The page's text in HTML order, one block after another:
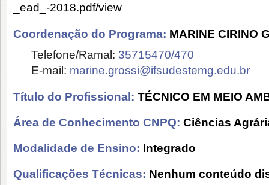
_ead_-2018.pdf/view
Coordenação do Programa: MARINE CIRINO
Telefone/Ramal: 35715470/470
E-mail: marine.grossi@ifsudestemg.edu.br
Título do Profissional: TÉCNICO EM MEIO
Área de Conhecimento CNPQ: Ciências
Modalidade de Ensino: Integrado
Qualificações Técnicas: Nenhum conteúdo